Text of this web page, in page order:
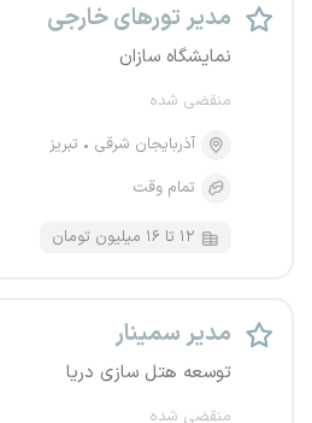
مدیر تورهای خارجی
نمایشگاه سازان
منقضی شده
آذربایجان شرقی
تبریز
تمام وقت
۱۲ تا ۱۶ میلیون تومان
مدیر سمینار
توسعه هتل سازی دریا
منقضی شده